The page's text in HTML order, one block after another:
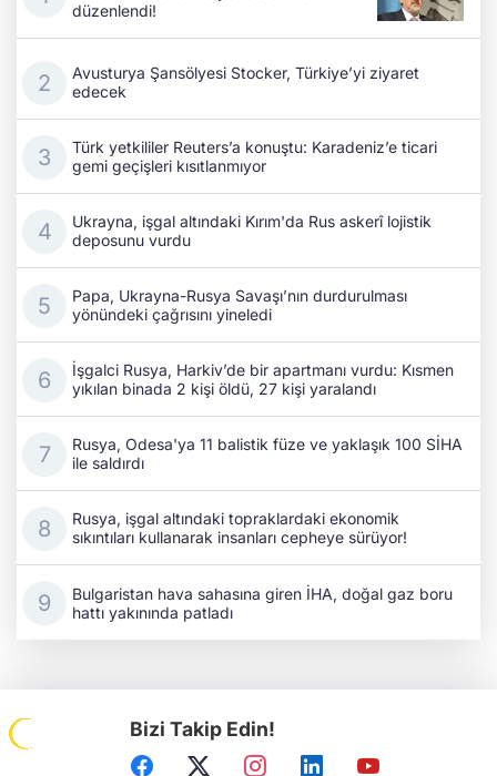
düzenlendi!
Avusturya Şansölyesi Stocker, Türkiye’yi ziyaret
edecek
Türk yetkililer Reuters’a konuştu: Karadeniz’e ticari
gemi geçişleri kısıtlanmıyor
Ukrayna, işgal altındaki Kırım'da Rus askerî lojistik
deposunu vurdu
Papa, Ukrayna-Rusya Savaşı’nın durdurulması
yönündeki çağrısını yineledi
İşgalci Rusya, Harkiv’de bir apartmanı vurdu: Kısmen
yıkılan binada 2 kişi öldü, 27 kişi yaralandı
Rusya, Odesa'ya 11 balistik füze ve yaklaşık 100 SİHA
ile saldırdı
Rusya, işgal altındaki topraklardaki ekonomik
sıkıntıları kullanarak insanları cepheye sürüyor!
Bulgaristan hava sahasına giren İHA, doğal gaz boru
hattı yakınında patladı
Bizi Takip Edin!